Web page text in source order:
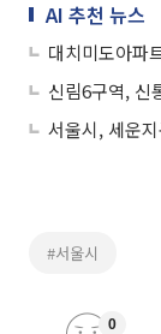
AI 추천 뉴스
대치미도아파
신림6구역, 신
서울시, 세운
#서울시
0